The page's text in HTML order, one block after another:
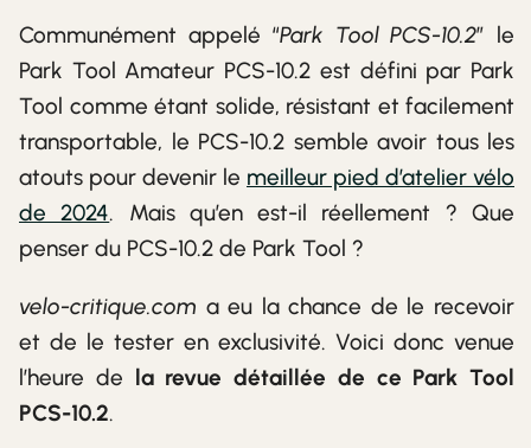
Communément appelé “Park Tool PCS-10.2” le
Park Tool Amateur PCS-10.2 est défini par Park
Tool comme étant solide, résistant et facilement
transportable, le PCS-10.2 semble avoir tous les
atouts pour devenir le meilleur pied d’atelier vélo
de 2024. Mais qu’en est-il réellement ? Que
penser du PCS-10.2 de Park Tool ?
velo-critique.com a eu la chance de le recevoir
et de le tester en exclusivité. Voici donc venue
l’heure de la revue détaillée de ce Park Tool
PCS-10.2.